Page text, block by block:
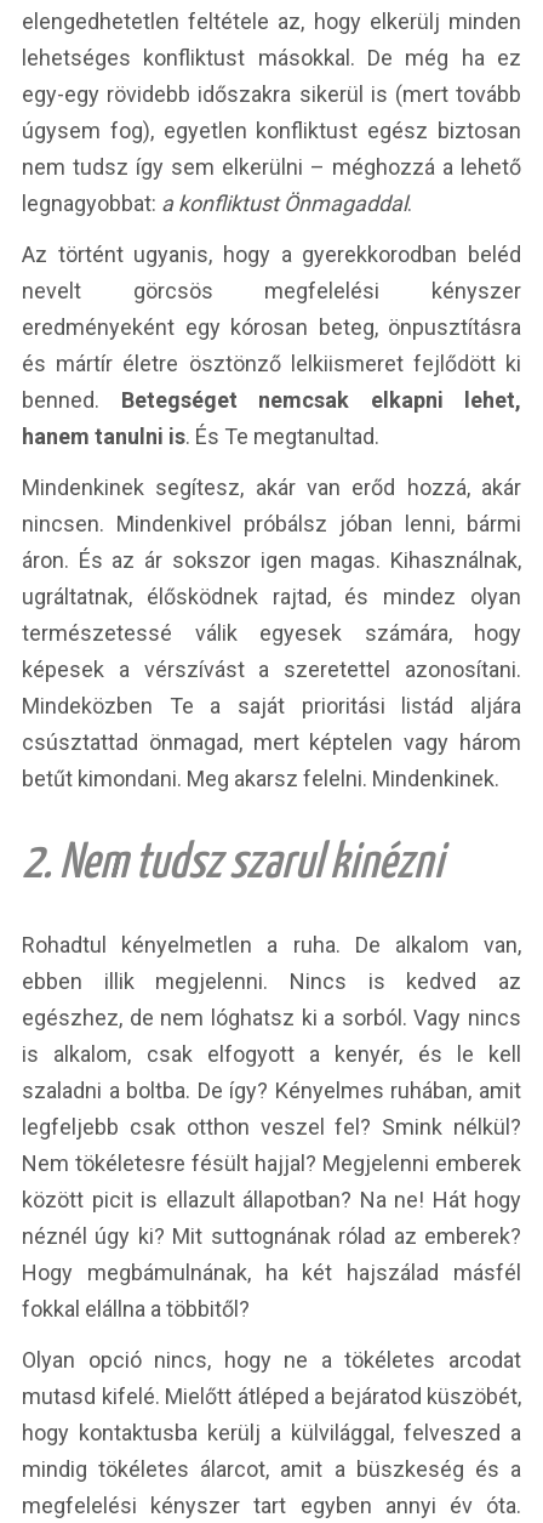
elengedhetetlen feltétele az, hogy elkerülj minden
lehetséges konfliktust másokkal. De még ha ez
egy-egy rövidebb időszakra sikerül is (mert tovább
úgysem fog), egyetlen konfliktust egész biztosan
nem tudsz így sem elkerülni – méghozzá a lehető
legnagyobbat: a konfliktust Önmagaddal.
Az történt ugyanis, hogy a gyerekkorodban beléd
nevelt görcsös megfelelési kényszer
eredményeként egy kórosan beteg, önpusztításra
és mártír életre ösztönző lelkiismeret fejlődött ki
benned. Betegséget nemcsak elkapni lehet,
hanem tanulni is. És Te megtanultad.
Mindenkinek segítesz, akár van erőd hozzá, akár
nincsen. Mindenkivel próbálsz jóban lenni, bármi
áron. És az ár sokszor igen magas. Kihasználnak,
ugráltatnak, élősködnek rajtad, és mindez olyan
természetessé válik egyesek számára, hogy
képesek a vérszívást a szeretettel azonosítani.
Mindeközben Te a saját prioritási listád aljára
csúsztattad önmagad, mert képtelen vagy három
betűt kimondani. Meg akarsz felelni. Mindenkinek.
2. Nem tudsz szarul kinézni
Rohadtul kényelmetlen a ruha. De alkalom van,
ebben illik megjelenni. Nincs is kedved az
egészhez, de nem lóghatsz ki a sorból. Vagy nincs
is alkalom, csak elfogyott a kenyér, és le kell
szaladni a boltba. De így? Kényelmes ruhában, amit
legfeljebb csak otthon veszel fel? Smink nélkül?
Nem tökéletesre fésült hajjal? Megjelenni emberek
között picit is ellazult állapotban? Na ne! Hát hogy
néznél úgy ki? Mit suttognának rólad az emberek?
Hogy megbámulnának, ha két hajszálad másfél
fokkal elállna a többitől?
Olyan opció nincs, hogy ne a tökéletes arcodat
mutasd kifelé. Mielőtt átléped a bejáratod küszöbét,
hogy kontaktusba kerülj a külvilággal, felveszed a
mindig tökéletes álarcot, amit a büszkeség és a
megfelelési kényszer tart egyben annyi év óta.